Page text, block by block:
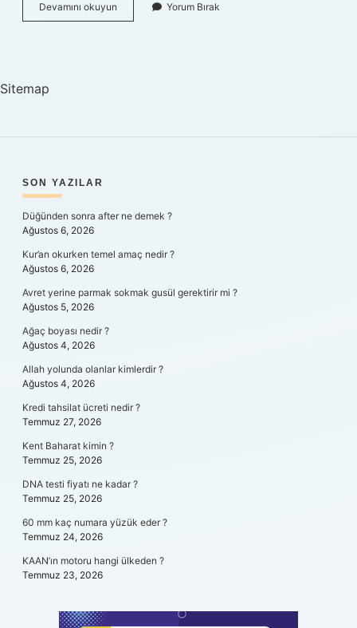
Devamını okuyun
Ne
Yorum Bırak
Sitemap
SIDEBAR
SON YAZILAR
Düğünden sonra after ne demek ?
Ağustos 6, 2026
Kur’an okurken temel amaç nedir ?
Ağustos 6, 2026
Avret yerine parmak sokmak gusül gerektirir mi ?
Ağustos 5, 2026
Ağaç boyası nedir ?
Ağustos 4, 2026
Allah yolunda olanlar kimlerdir ?
Ağustos 4, 2026
Kredi tahsilat ücreti nedir ?
Temmuz 27, 2026
Kent Baharat kimin ?
Temmuz 25, 2026
DNA testi fiyatı ne kadar ?
Temmuz 25, 2026
60 mm kaç numara yüzük eder ?
Temmuz 24, 2026
KAAN’ın motoru hangi ülkeden ?
Temmuz 23, 2026